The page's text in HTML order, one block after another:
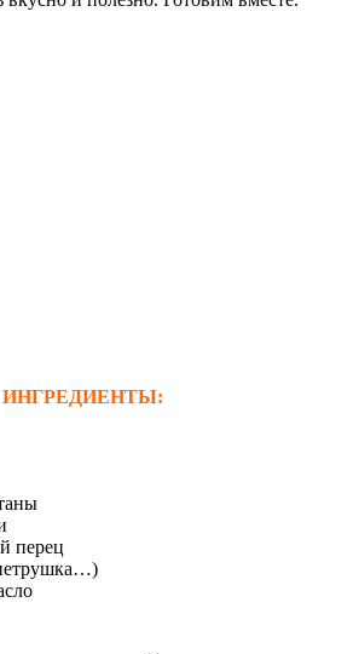
ИНГРЕДИЕНТЫ:
перец